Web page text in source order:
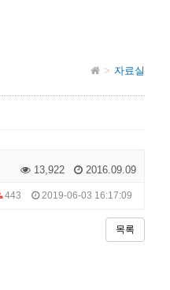
자료실
13,922 2016.09.09
443 2019-06-03 16:17:09
목록